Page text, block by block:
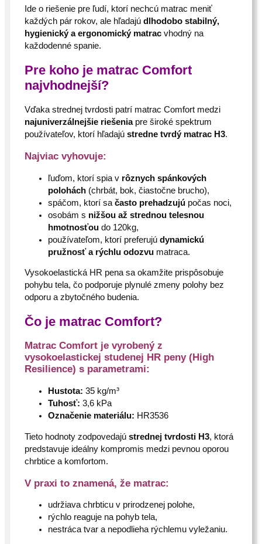
Ide o riešenie pre ľudí, ktorí nechcú matrac meniť
každých pár rokov, ale hľadajú dlhodobo stabilný,
hygienický a ergonomický matracvhodný na
každodenné spanie.
Pre koho je matrac Comfort
najvhodnejší?
Vďaka strednej tvrdosti patrí matrac Comfort medzi
najuniverzálnejšie riešeniapre široké spektrum
používateľov, ktorí hľadajú stredne tvrdý matrac H3.
Najviac vyhovuje:
ľuďom, ktorí spia v rôznych spánkových
polohách(chrbát, bok, čiastočne brucho),
spáčom, ktorí sa často prehadzujúpočas noci,
osobám s nižšou až strednou telesnou
hmotnosťoudo 120kg,
používateľom, ktorí preferujú dynamickú
pružnosť a rýchlu odozvumatraca.
Vysokoelastická HR pena sa okamžite prispôsobuje
pohybu tela, čo podporuje plynulé zmeny polohy bez
odporu a zbytočného budenia.
Čo je matrac Comfort?
Matrac Comfort je vyrobený z
vysokoelastickej studenej HR peny (High
Resilience) s parametrami:
Hustota: 35 kg/m³
Tuhosť: 3,6 kPa
Označenie materiálu: HR3536
Tieto hodnoty zodpovedajú strednej tvrdosti H3, ktorá
predstavuje ideálny kompromis medzi pevnou oporou
chrbtice a komfortom.
V praxi to znamená, že matrac:
udržiava chrbticu v prirodzenej polohe,
rýchlo reaguje na pohyb tela,
nestráca tvar a nepodlieha rýchlemu vyležaniu.